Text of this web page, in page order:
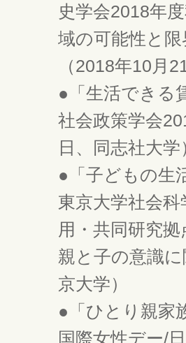
史学会2018年
域の可能性と
（2018年10月
●「生活できる
社会政策学会
日、同志社大学
●「子どもの生
東京大学社会
用・共同研究
親と子の意識
京大学）
●「ひとり親家
国際女性デー/